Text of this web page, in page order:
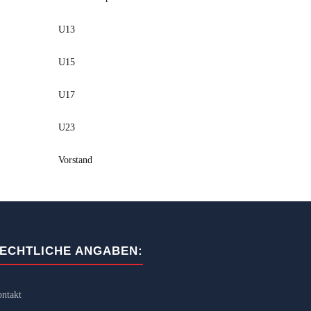
U13
U15
U17
U23
Vorstand
ANGABEN: